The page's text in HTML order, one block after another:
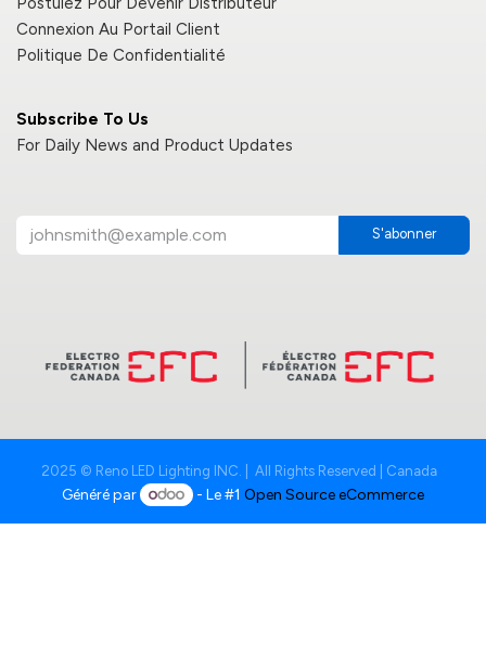
Subscribe To Us
For Daily News and Product Updates
S'abonner
Connexion Au Portail Client
Politique De Confidentialité
2025 © Reno LED Lighting INC. | All Rights Reserved | Canada
Généré par - Le #1 Open Source eCommerce